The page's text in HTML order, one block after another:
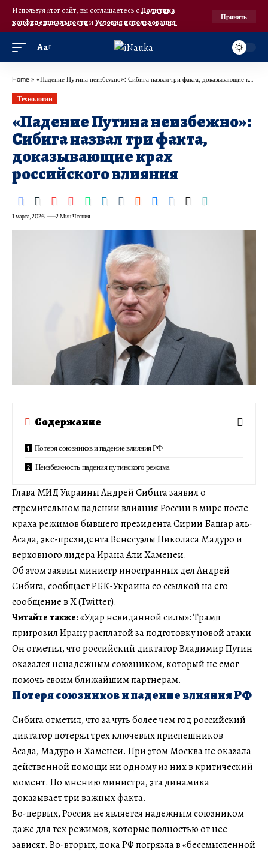
Используя этот сайт, вы соглашаетесь с Политика
конфиденциальностииУсловия использования.
Принять
Аа
Home » «Падение Путина неизбежно»: Сибига назвал три факта, доказывающие крах российского влияния
Технологии
«Падение Путина неизбежно»:
Сибига назвал три факта,
доказывающие крах
российского влияния
1 марта, 2026 2 Мин Чтения
Содержание
Потеря союзников и падение влияния РФ
Неизбежность падения путинского режима
Глава МИД Украины Андрей Сибига заявил о
стремительном падении влияния России в мире после
краха режимов бывшего президента Сирии Башар аль-
Асада, экс-президента Венесуэлы Николаса Мадуро и
верховного лидера Ирана Али Хаменеи.
Об этом заявил министр иностранных дел Андрей
Сибига, сообщает РБК-Украина со ссылкой на его
сообщение в X (Twitter).
Читайте также:«Удар невиданной силы»: Трамп
пригрозил Ирану расплатой за подготовку новой атаки
Он отметил, что российский диктатор Владимир Путин
оказался ненадежным союзником, который не смог
помочь своим ближайшим партнерам.
Потеря союзников и падение влияния РФ
Сибига отметил, что за чуть более чем год российский
диктатор потерял трех ключевых приспешников —
Асада, Мадуро и Хаменеи. При этом Москва не оказала
действенной помощи ни одному из них в критический
момент. По мнению министра, эта динамика
доказывает три важных факта.
Во-первых, Россия не является надежным союзником
даже для тех режимов, которые полностью от нее
зависят. Во-вторых, пока РФ погрязла в «бессмысленной